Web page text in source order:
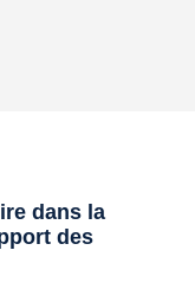
dans la
des